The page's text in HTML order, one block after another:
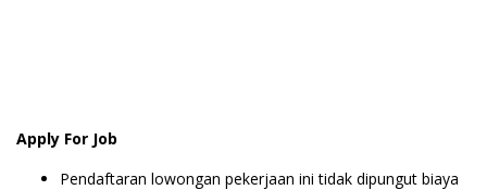
Apply For Job
Pendaftaran lowongan pekerjaan ini tidak dipungut biaya